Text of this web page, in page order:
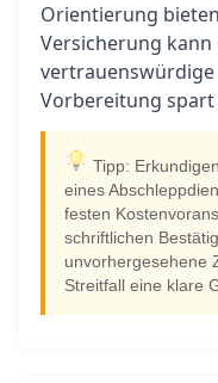
Orientierung
Versicherung kann
Vorbereitung spart
Tipp:
eines
festen
schriftlichen
unvorhergesehene
Streitfall eine klare